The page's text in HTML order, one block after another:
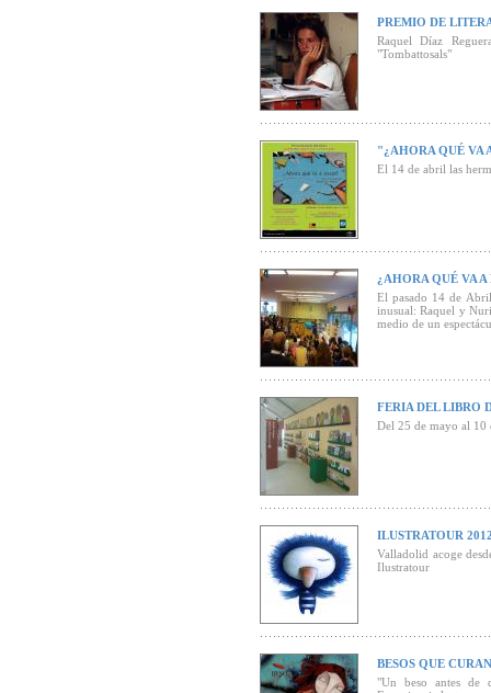
PREMIO DE
Raquel Díaz
"Tombattosals"
"¿AHORA QUÉ VA
El 14 de abril las
¿AHORA QUÉ VA
El pasado 14 de
inusual: Raquel y
medio de un
FERIA DEL LIBRO
Del 25 de mayo al
ILUSTRATOUR
Valladolid acoge
Ilustratour
BESOS QUE CURAN
"Un beso antes de